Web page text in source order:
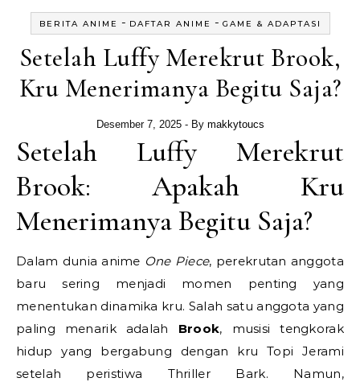
BERITA ANIME - DAFTAR ANIME - GAME & ADAPTASI
Setelah Luffy Merekrut Brook,
Kru Menerimanya Begitu Saja?
Desember 7, 2025 - By makkytoucs
Setelah Luffy Merekrut
Brook: Apakah Kru
Menerimanya Begitu Saja?
Dalam dunia anime One Piece, perekrutan anggota
baru sering menjadi momen penting yang
menentukan dinamika kru. Salah satu anggota yang
paling menarik adalah Brook, musisi tengkorak
hidup yang bergabung dengan kru Topi Jerami
setelah peristiwa Thriller Bark. Namun,